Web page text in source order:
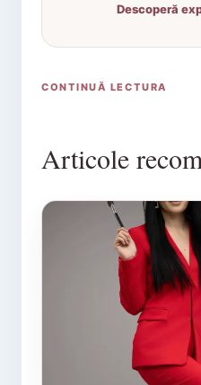
Descoperă
CONTINUĂ LECTURA
Articole